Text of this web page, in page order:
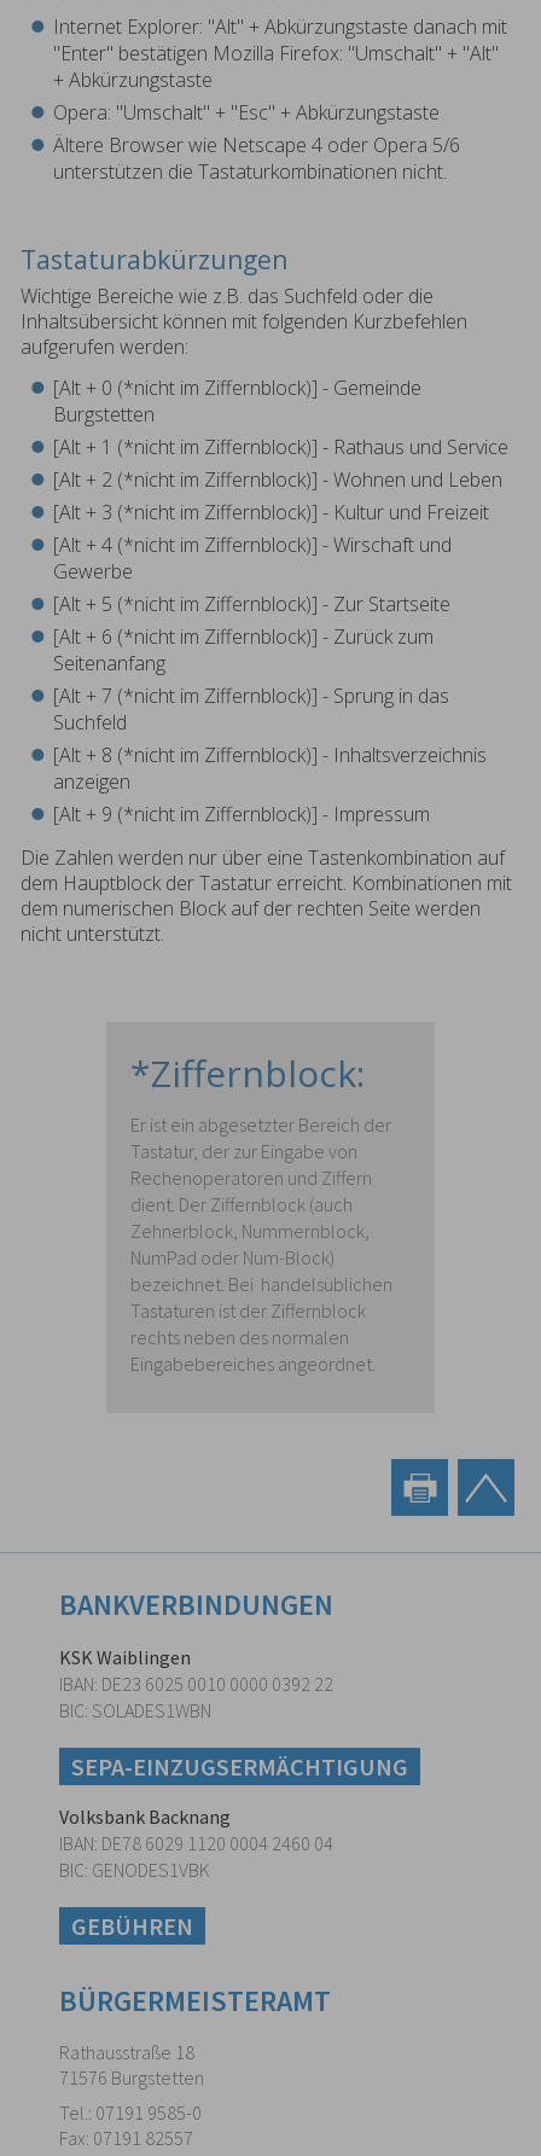
Internet Explorer: "Alt" + Abkürzungstaste danach mit
"Enter" bestätigen Mozilla Firefox: "Umschalt" + "Alt"
+ Abkürzungstaste
Opera: "Umschalt" + "Esc" + Abkürzungstaste
Ältere Browser wie Netscape 4 oder Opera 5/6
unterstützen die Tastaturkombinationen nicht.
Tastaturabkürzungen
Wichtige Bereiche wie z.B. das Suchfeld oder die
Inhaltsübersicht können mit folgenden Kurzbefehlen
aufgerufen werden:
[Alt + 0 (*nicht im Ziffernblock)] - Gemeinde
Burgstetten
[Alt + 1 (*nicht im Ziffernblock)] - Rathaus und Service
[Alt + 2 (*nicht im Ziffernblock)] - Wohnen und Leben
[Alt + 3 (*nicht im Ziffernblock)] - Kultur und Freizeit
[Alt + 4 (*nicht im Ziffernblock)] - Wirschaft und
Gewerbe
[Alt + 5 (*nicht im Ziffernblock)] - Zur Startseite
[Alt + 6 (*nicht im Ziffernblock)] - Zurück zum
Seitenanfang
[Alt + 7 (*nicht im Ziffernblock)] - Sprung in das
Suchfeld
[Alt + 8 (*nicht im Ziffernblock)] - Inhaltsverzeichnis
anzeigen
[Alt + 9 (*nicht im Ziffernblock)] - Impressum
Die Zahlen werden nur über eine Tastenkombination auf
dem Hauptblock der Tastatur erreicht. Kombinationen mit
dem numerischen Block auf der rechten Seite werden
nicht unterstützt.
*Ziffernblock:
Er ist ein abgesetzter Bereich der
Tastatur, der zur Eingabe von
Rechenoperatoren und Ziffern
dient. Der Ziffernblock (auch
Zehnerblock, Nummernblock,
NumPad oder Num-Block)
bezeichnet. Bei handelsüblichen
Tastaturen ist der Ziffernblock
rechts neben des normalen
Eingabebereiches angeordnet.
BANKVERBINDUNGEN
KSK Waiblingen
IBAN: DE23 6025 0010 0000 0392 22
BIC: SOLADES1WBN
SEPA-EINZUGSERMÄCHTIGUNG
Volksbank Backnang
IBAN: DE78 6029 1120 0004 2460 04
BIC: GENODES1VBK
GEBÜHREN
BÜRGERMEISTERAMT
Rathausstraße 18
71576 Burgstetten
Tel.: 07191 9585-0
Fax: 07191 82557